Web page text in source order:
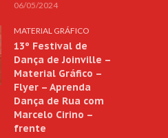
06/05/2024
MATERIAL GRÁFICO
13º Festival de
Dança de Joinville –
Material Gráfico –
Flyer – Aprenda
Dança de Rua com
Marcelo Cirino –
frente